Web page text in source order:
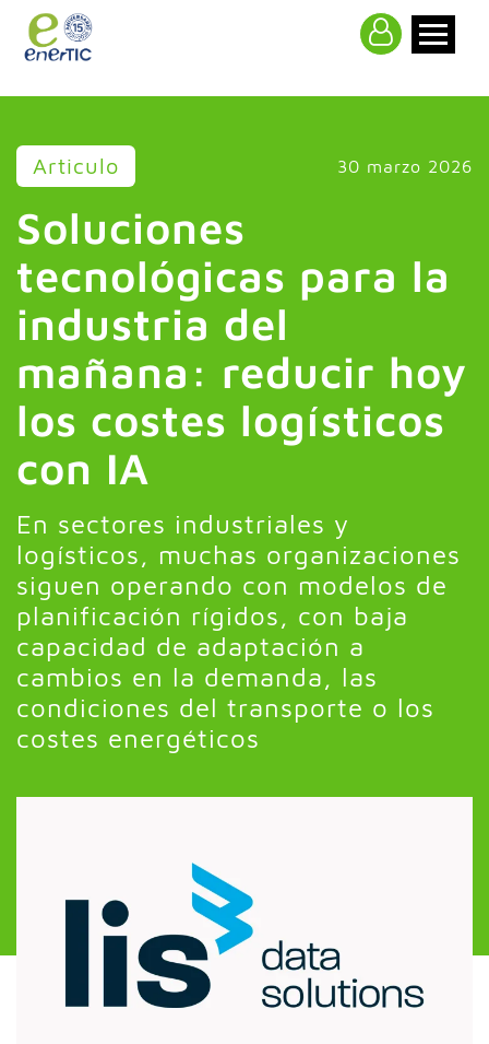
Articulo 30 marzo 2026
Soluciones
tecnológicas para la
industria del
mañana: reducir hoy
los costes logísticos
con IA
En sectores industriales y
logísticos, muchas organizaciones
siguen operando con modelos de
planificación rígidos, con baja
capacidad de adaptación a
cambios en la demanda, las
condiciones del transporte o los
costes energéticos